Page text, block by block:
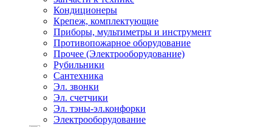
Кондиционеры
Крепеж, комплектующие
Приборы, мультиметры и инструмент
Противопожарное оборудование
Прочее (Электрооборудование)
Рубильники
Сантехника
Эл. звонки
Эл. счетчики
Эл. тэны-эл.конфорки
Электрооборудование